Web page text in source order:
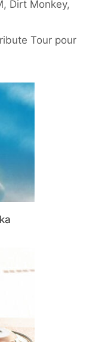
Dirt Monkey,
Tour pour